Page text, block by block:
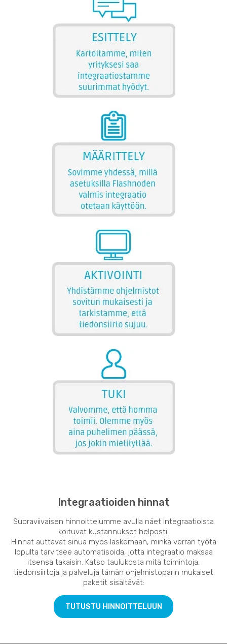
Integraatioiden hinnat
Suoraviivaisen hinnoittelumme avulla näet integraatioista
koituvat kustannukset helposti.
Hinnat auttavat sinua myös laskemaan, minkä verran työtä
lopulta tarvitsee automatisoida, jotta integraatio maksaa
itsensä takaisin. Katso taulukosta mitä toimintoja,
tiedonsiirtoja ja palveluja tämän ohjelmistoparin mukaiset
paketit sisältävät:
TUTUSTU HINNOITTELUUN